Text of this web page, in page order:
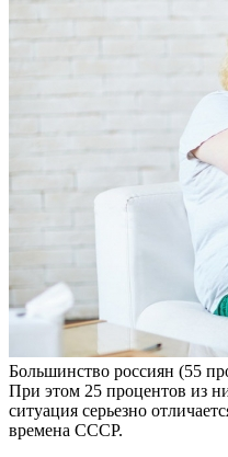
Большинство россиян (55
При этом 25 процентов из
ситуация серьезно
времена СССР.